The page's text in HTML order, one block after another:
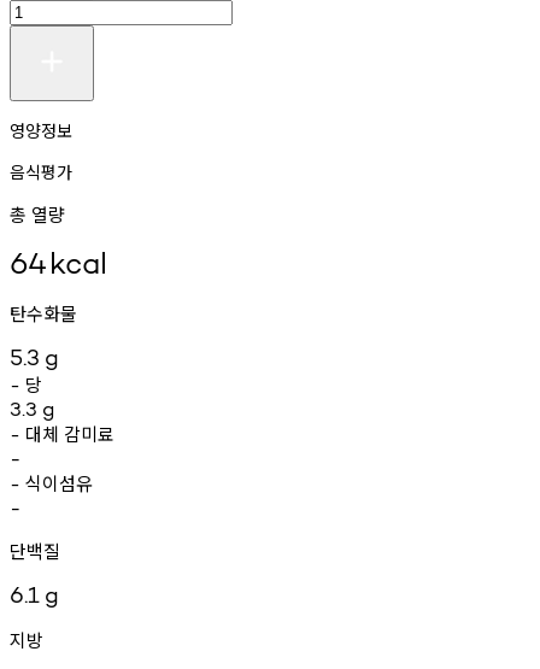
영양정보
음식평가
총 열량
64kcal
탄수화물
5.3 g
- 당
3.3 g
- 대체 감미료
-
- 식이섬유
-
단백질
6.1 g
지방